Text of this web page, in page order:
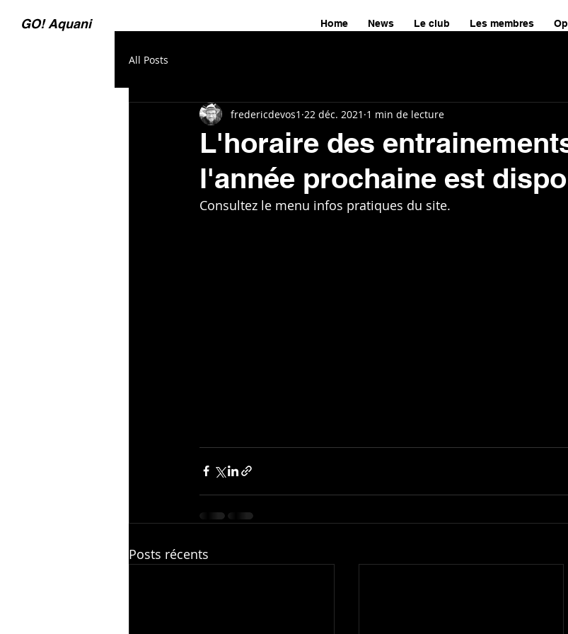
GO! Aquani Home News Le club Les membres
All Posts
L'horaire des
l'année prochaine est
fredericdevos1 22 déc. 2021 1 min de lecture
Consultez le menu infos pratiques du site.
Posts récents